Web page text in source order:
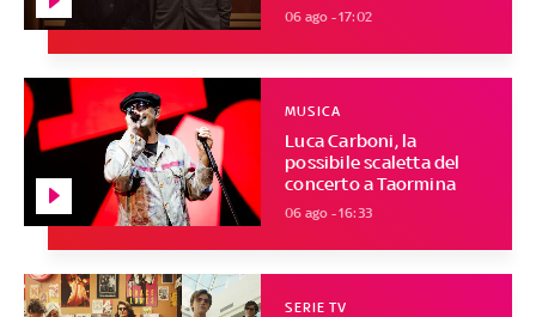
06 ago - 17:02
Luca Carboni, la
possibile scaletta del
concerto a Taormina
MUSICA
06 ago - 16:33
SERIE TV